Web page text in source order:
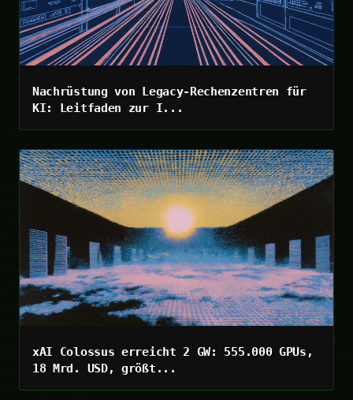
Nachrüstung von Legacy-Rechenzentren für
KI: Leitfaden zur I...
xAI Colossus erreicht 2 GW: 555.000 GPUs,
18 Mrd. USD, größt...